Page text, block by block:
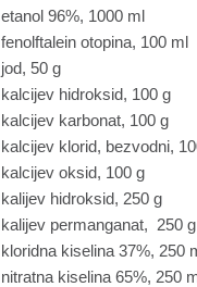
etanol 96%, 1000 ml
fenolftalein otopina, 100 ml
jod, 50 g
kalcijev hidroksid, 100 g
kalcijev karbonat, 100 g
kalcijev klorid, bezvodni,
kalcijev oksid, 100 g
kalijev hidroksid, 250 g
kalijev permanganat, 250 g
kloridna kiselina 37%, 250
nitratna kiselina 65%, 250